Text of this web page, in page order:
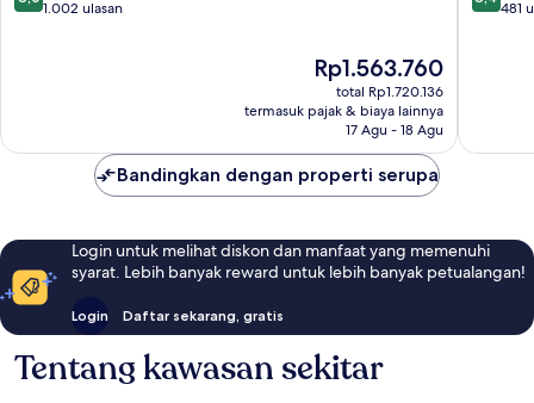
dari1.002 ulasan
Harga
sekarang
Rp1.563.760
Rp1.563.760
total Rp1.720.136
termasuk pajak & biaya lainnya
17 Agu - 18 Agu
dari481
Bandingkan dengan properti serupa
Login untuk melihat diskon dan manfaat yang memenuhi
syarat. Lebih banyak reward untuk lebih banyak petualangan!
Login Daftar sekarang, gratis
Tentang kawasan sekitar